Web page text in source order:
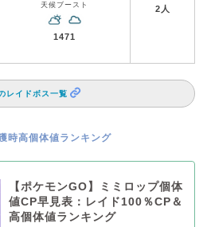
天候ブースト
1471
2人
レイドボス一覧
時高個体値ランキング
【ポケモンGO】ミミロップ個体
値CP早見表：レイド100％CP＆
高個体値ランキング